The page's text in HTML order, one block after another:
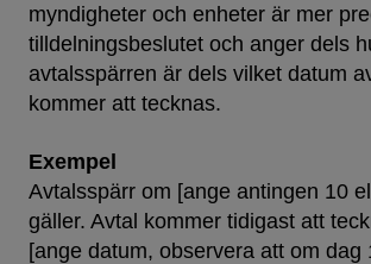
myndigheter och enheter är mer
tilldelningsbeslutet och anger dels
avtalsspärren är dels vilket datum
kommer att tecknas.
Exempel
Avtalsspärr om [ange antingen 10
gäller. Avtal kommer tidigast att
[ange datum, observera att om dag